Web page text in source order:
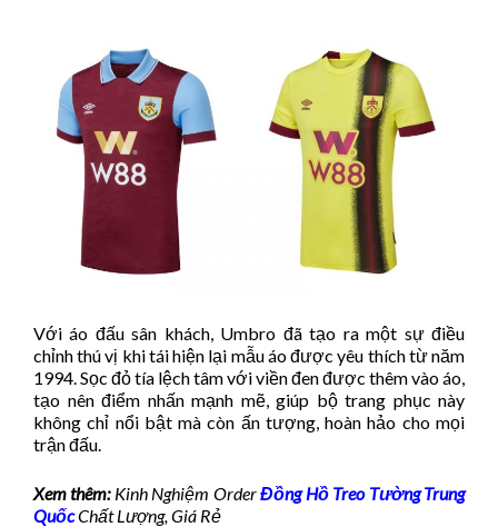
Với áo đấu sân khách, Umbro đã tạo ra một sự điều
chỉnh thú vị khi tái hiện lại mẫu áo được yêu thích từ năm
1994. Sọc đỏ tía lệch tâm với viền đen được thêm vào áo,
tạo nên điểm nhấn mạnh mẽ, giúp bộ trang phục này
không chỉ nổi bật mà còn ấn tượng, hoàn hảo cho mọi
trận đấu.
Xem thêm: Kinh Nghiệm OrderĐồng Hồ Treo Tường Trung
QuốcChất Lượng, Giá Rẻ